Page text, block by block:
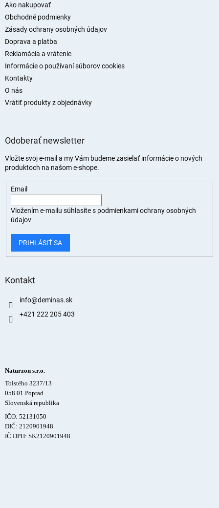
Ako nakupovať
Obchodné podmienky
Zásady ochrany osobných údajov
Doprava a platba
Reklamácia a vrátenie
Informácie o používaní súborov cookies
Kontakty
O nás
Vrátiť produkty z objednávky
Odoberať newsletter
Vložte svoj e-mail a my Vám budeme zasielať informácie o nových
produktoch na našom e-shope.
Email
Vložením e-mailu súhlasíte s podmienkami ochrany osobných
údajov
PRIHLÁSIŤ SA
Kontakt
info@deminas.sk
+421 222 205 403
Naturzon s.r.o.
Tolstého 3237/13
058 01 Poprad
Slovenská republika
IČO: 52131050
DIČ: 2120901948
IČ DPH: SK2120901948